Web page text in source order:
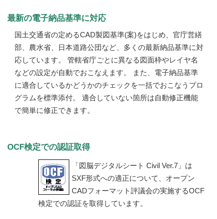
最新の電子納品基準に対応
国土交通省の定めるCAD製図基準(案)をはじめ、官庁営繕
部、農水省、日本道路公団など、多くの最新納品基準に対
応しています。 管轄省庁ごとに異なる図面枠やレイヤ名
などの設定が自動でおこなえます。 また、電子納品基準
に適合しているかどうかのチェックを一括でおこなうプロ
グラムを標準添付。 適合していない箇所は自動修正機能
で簡単に修正できます。
OCF検定での認証取得
「図脳デジタルシート Civil Ver.7」は
SXF形式への適正について、オープン
CADフォーマット評議会の実施するOCF
検定での認証を取得しています。